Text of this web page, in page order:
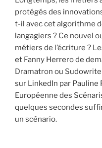
protégés des
t-il avec cet algorithme
langagiers ? Ce nouvel
métiers de l’écriture ?
et Fanny Herrero de
Dramatron ou
sur LinkedIn par Pauline
Européenne des
quelques secondes
un scénario.